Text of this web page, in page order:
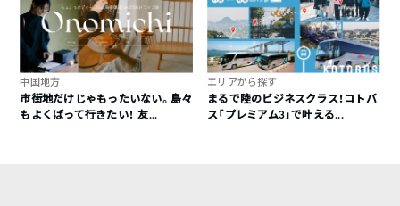
中国地方
市街地だけじゃもったいない。島々
もよくばって行きたい！ 友...
エリアから探す
まるで陸のビジネスクラス！コトバ
ス「プレミアム3」で叶える...